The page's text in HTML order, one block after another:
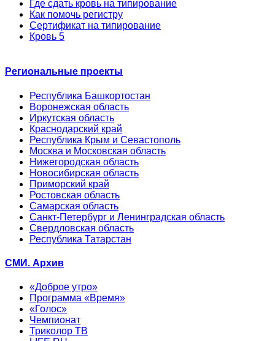
Где сдать кровь на типирование
Как помочь регистру
Сертификат на типирование
Кровь 5
Региональные проекты
Республика Башкортостан
Воронежская область
Иркутская область
Краснодарский край
Республика Крым и Севастополь
Москва и Московская область
Нижегородская область
Новосибирская область
Приморский край
Ростовская область
Самарская область
Санкт-Петербург и Ленинградская область
Свердловская область
Республика Татарстан
СМИ. Архив
«Доброе утро»
Программа «Время»
«Голос»
Чемпионат
Триколор ТВ